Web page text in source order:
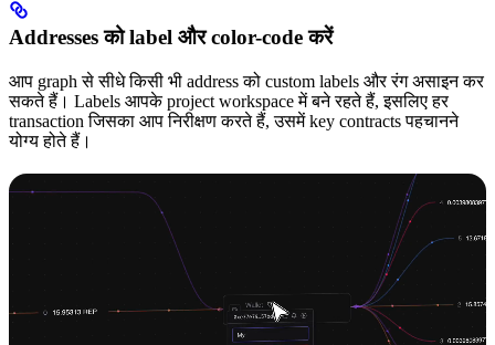
Addresses को label और color-code करें
आप graph से सीधे किसी भी address को custom labels और रंग असाइन कर
सकते हैं। Labels आपके project workspace में बने रहते हैं, इसलिए हर
transaction जिसका आप निरीक्षण करते हैं, उसमें key contracts पहचानने
योग्य होते हैं।